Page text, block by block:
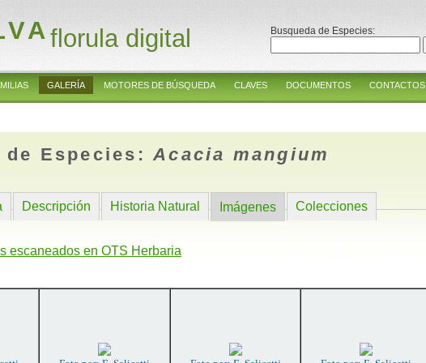
florula digital Busqueda de Especies:
GALERÍA MOTORES DE BÚSQUEDA CLAVES DOCUMENTOS CONTACTOS
de Especies:Acacia mangium
Descripción Historia Natural Imágenes Colecciones
escaneados en OTS Herbaria